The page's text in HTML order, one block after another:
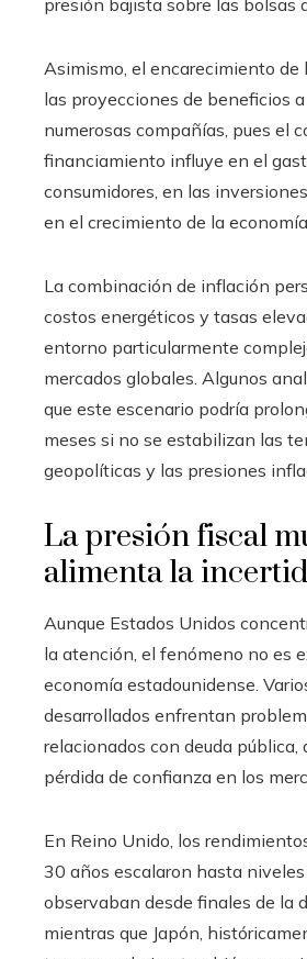
Asimismo, el encarecimiento de
las proyecciones de beneficios
numerosas compañías, pues el
financiamiento influye en el
consumidores, en las
en el crecimiento de la economía.
La combinación de inflación
costos energéticos y tasas
entorno particularmente
mercados globales. Algunos
que este escenario podría
meses si no se estabilizan las
geopolíticas y las presiones
La presión fiscal
alimenta la
Aunque Estados Unidos
la atención, el fenómeno no es
economía estadounidense.
desarrollados enfrentan
relacionados con deuda pública,
pérdida de confianza en los
En Reino Unido, los
30 años escalaron hasta niveles
observaban desde finales de la
mientras que Japón,